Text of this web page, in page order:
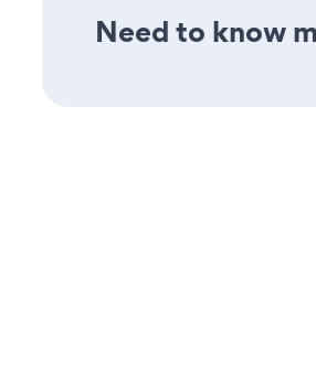
Need to know